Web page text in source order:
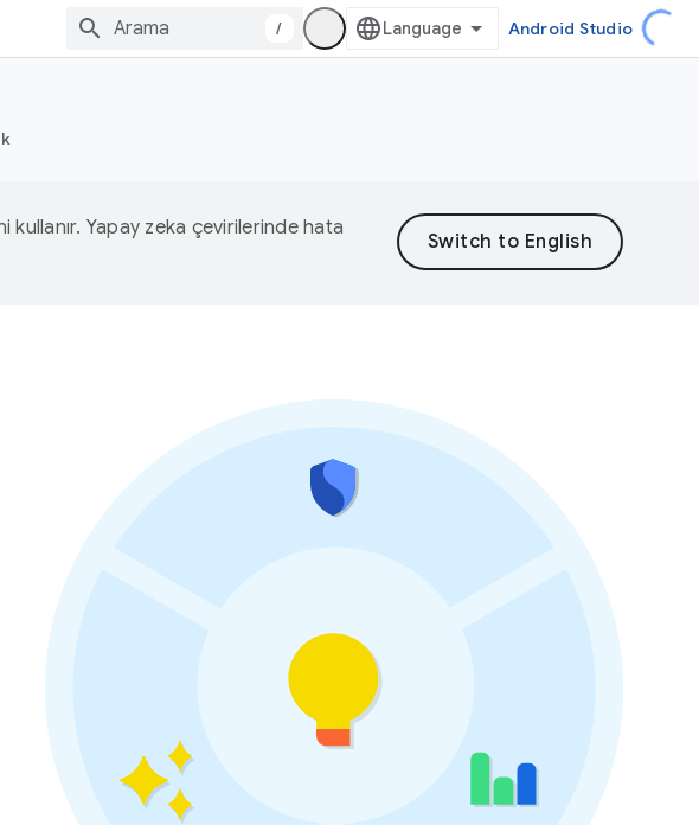
/ Android Studio
Yapay zeka çevirilerinde hata